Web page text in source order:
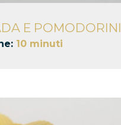
E POMODORINI
10 minuti